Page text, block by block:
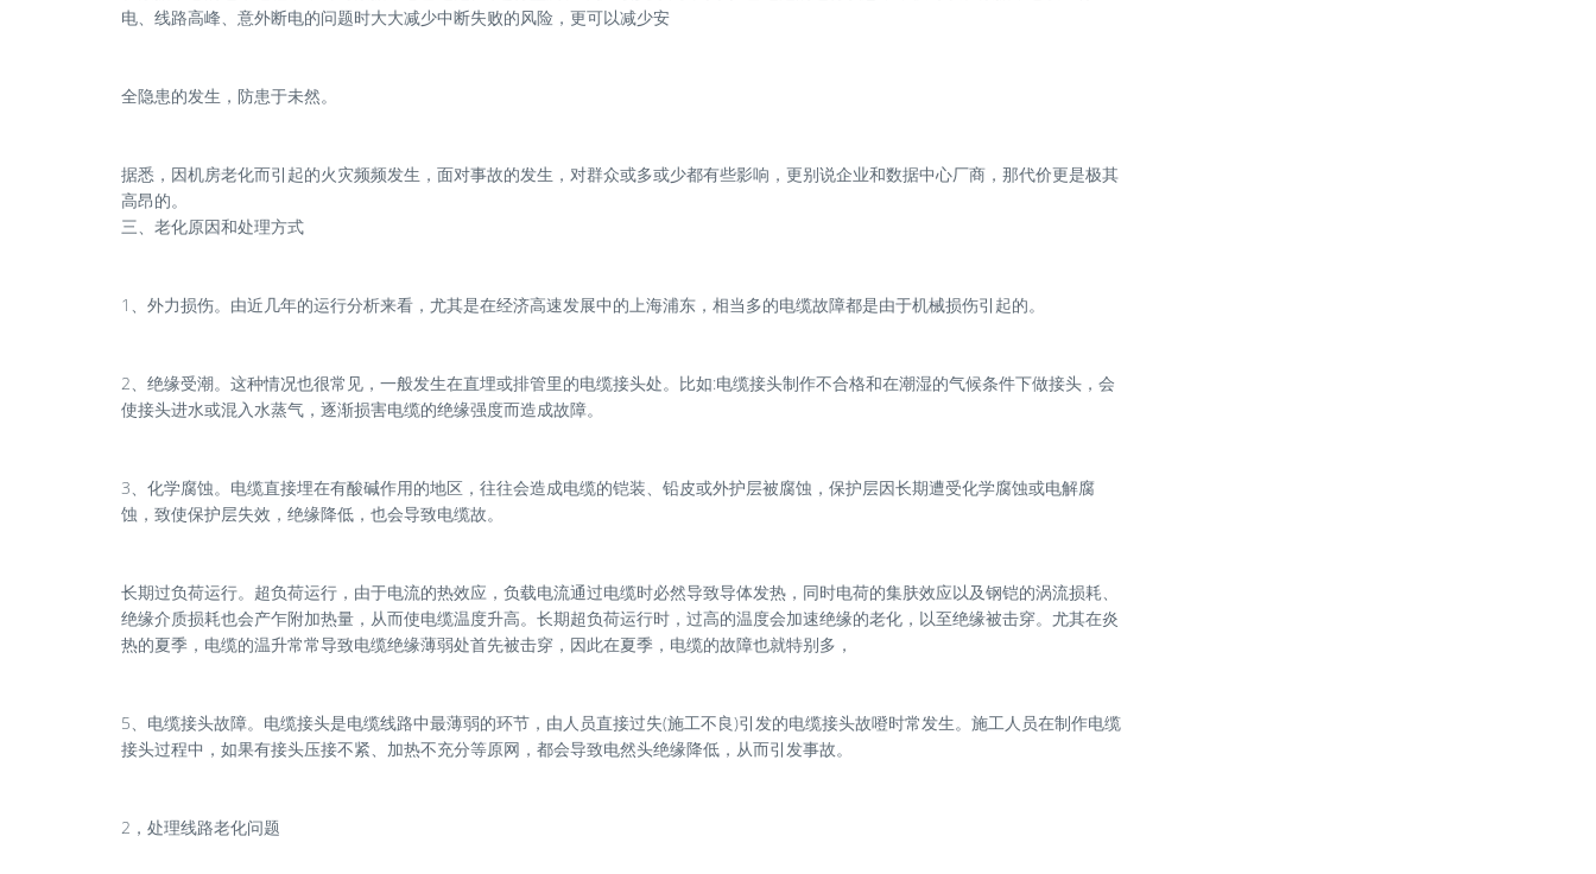
电、线路高峰、意外断电的问题时大大减少中断失败的风险，更可以减少安
全隐患的发生，防患于未然。
据悉，因机房老化而引起的火灾频频发生，面对事故的发生，对群众或多或少都有些影响，更别说企业和数据中心厂商，那代价更是极其
高昂的。
三、老化原因和处理方式
1、外力损伤。由近几年的运行分析来看，尤其是在经济高速发展中的上海浦东，相当多的电缆故障都是由于机械损伤引起的。
2、绝缘受潮。这种情况也很常见，一般发生在直埋或排管里的电缆接头处。比如:电缆接头制作不合格和在潮湿的气候条件下做接头，会
使接头进水或混入水蒸气，逐渐损害电缆的绝缘强度而造成故障。
3、化学腐蚀。电缆直接埋在有酸碱作用的地区，往往会造成电缆的铠装、铅皮或外护层被腐蚀，保护层因长期遭受化学腐蚀或电解腐
蚀，致使保护层失效，绝缘降低，也会导致电缆故。
长期过负荷运行。超负荷运行，由于电流的热效应，负载电流通过电缆时必然导致导体发热，同时电荷的集肤效应以及钢铠的涡流损耗、
绝缘介质损耗也会产乍附加热量，从而使电缆温度升高。长期超负荷运行时，过高的温度会加速绝缘的老化，以至绝缘被击穿。尤其在炎
热的夏季，电缆的温升常常导致电缆绝缘薄弱处首先被击穿，因此在夏季，电缆的故障也就特别多，
5、电缆接头故障。电缆接头是电缆线路中最薄弱的环节，由人员直接过失(施工不良)引发的电缆接头故噔时常发生。施工人员在制作电缆
接头过程中，如果有接头压接不紧、加热不充分等原网，都会导致电然头绝缘降低，从而引发事故。
2，处理线路老化问题